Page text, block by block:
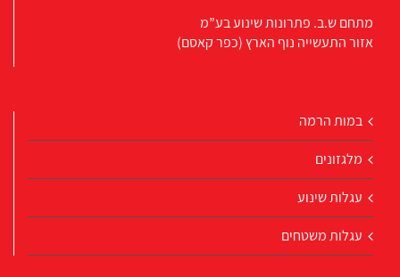
מתחם ש.ב. פתרונות שינוע בע”מ
אזור התעשייה נוף הארץ (כפר קאסם)
במות הרמה
מלגזונים
עגלות שינוע
עגלות משטחים